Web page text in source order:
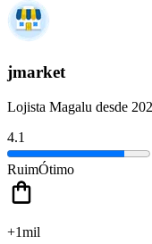
jmarket
Lojista Magalu desde
4.1
RuimÓtimo
+1mil